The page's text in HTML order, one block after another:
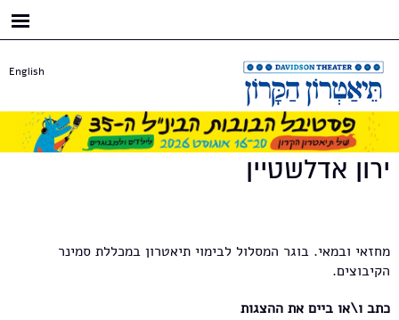
English
ירון אדלשטיין
מחזאי ובמאי. בוגר המסלול לבימוי תיאטרון במכללת סמינר
הקיבוצים.
כתב ו\או ביים את ההצגות